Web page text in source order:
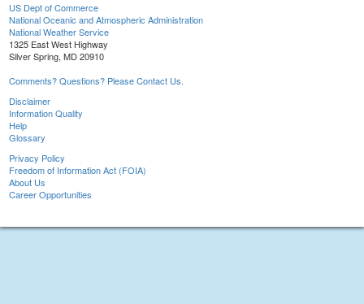
US Dept of Commerce
National Oceanic and Atmospheric Administration
National Weather Service
1325 East West Highway
Silver Spring, MD 20910
Comments? Questions? Please Contact Us.
Disclaimer
Information Quality
Help
Glossary
Privacy Policy
Freedom of Information Act (FOIA)
About Us
Career Opportunities